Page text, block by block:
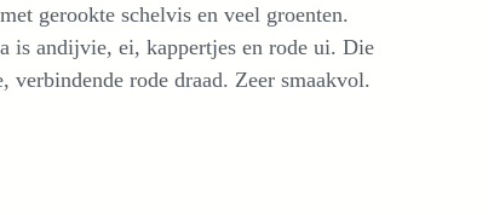
gerookte schelvis en veel groenten.
is andijvie, ei, kappertjes en rode ui. Die
verbindende rode draad. Zeer smaakvol.